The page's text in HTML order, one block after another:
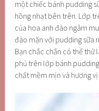
một chiếc bánh pudding
hồng nhạt bên trên. Lớp
của hoa anh đào ngâm
đào mặn với pudding sữa
Bạn chắc chắn có thể thử
phủ trên lớp bánh
chất mềm mịn và hương